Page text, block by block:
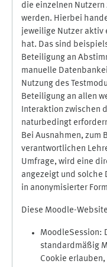
die einzelnen
werden. Hierbei
jeweilige Nutzer aktiv
hat. Das sind
Beteiligung an
manuelle
Nutzung des
Beteiligung an allen
Interaktion zwischen
naturbedingt
Bei Ausnahmen, zum
verantwortlichen
Umfrage, wird eine
angezeigt und solche
in anonymisierter
Diese Moodle-
MoodleSession:
standardmäßig
Cookie